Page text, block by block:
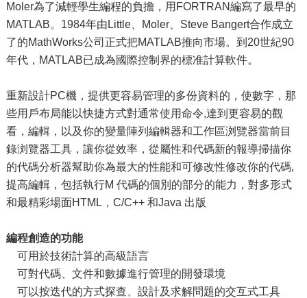
Moler為了減輕學生編程的負擔，用FORTRAN編寫了最早的
MATLAB。1984年由Little、Moler、Steve Bangert合作成立
了的MathWorks公司正式把MATLAB推向市場。到20世紀90
年代，MATLAB已成為國際控制界的標准計算軟件。
重新設計PC機，提供更容易管理的多份資料的，使數字，那
些用戶布局能以快捷方式對通常使用命令,達到更容易的觀
看，編輯，以及你的變量陣列編輯器和工作區浏覽器當前目
錄浏覽器工具，讓你從效率，從屬性和代碼新的報導掃描你
的代碼分析器幫助你為最大的性能和可修改性修改你的代碼,
提高編輯，包括執行M 代碼的個別的部分的能力，對多形式
和最精彩場面HTML，C/C++ 和Java 出版
編程創造的功能
可用於技術計算的高級語言
可對代碼、文件和數據進行管理的開發環境
可以按迭代的方式探查、設計及求解問題的交互式工具